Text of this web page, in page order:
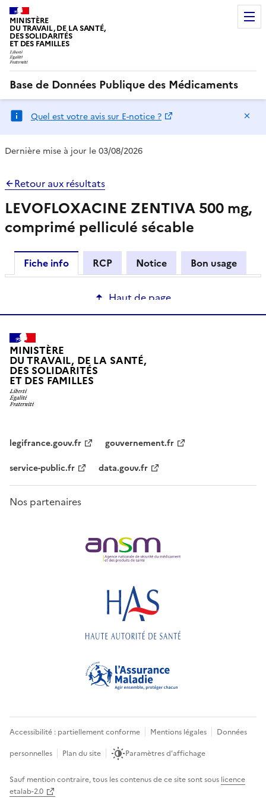
MINISTÈRE
DU TRAVAIL, DE LA SANTÉ,
DES SOLIDARITÉS
ET DES FAMILLES
Base de Données Publique des Médicaments
Quel est votre avis sur E-notice ?
Dernière mise à jour le 03/08/2026
Retour aux résultats
LEVOFLOXACINE ZENTIVA 500 mg,
comprimé pelliculé sécable
Fiche info RCP Notice Bon usage
Haut de page
MINISTÈRE
DU TRAVAIL, DE LA SANTÉ,
DES SOLIDARITÉS
ET DES FAMILLES
legifrance.gouv.fr
gouvernement.fr
service-public.fr
data.gouv.fr
Nos partenaires
Accessibilité : partiellement conforme Mentions légales
Données
personnelles
Plan du site Paramètres d'affichage
Sauf mention contraire, tous les contenus de ce site sont sous licence
etalab-2.0